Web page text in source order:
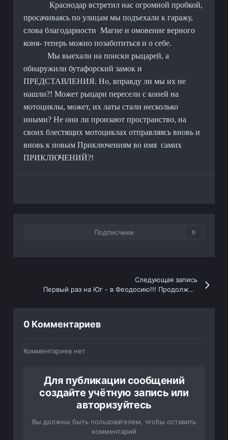
Краснодар встретил нас огромной пробкой,
просачиваясь по улицам мы подъехали к гаражу,
слова благодарности Магне и омовение верного
коня- теперь можно позаботиться и о себе.
Мы выехали на поиски рыцарей, а
обнаружили бутафорский замок и
ПРЕДСТАВЛЕНИЯ. Но, вправду ли мы их не
нашли?! Может рыцари пересели с коней на
мотоциклы, может, их латы стали несколько
иными? Не они ли пронзают пространство, на
своих блестящих мотоциклах отправляясь вновь и
вновь к новым Приключениям во имя самих
ПРИКЛЮЧЕНИЙ?!
Подписчики 0
Следующая запись
Первый раз на Юг - в Феодосию!!! Продолжение.
0 Комментариев
Комментариев нет
Для публикации сообщений
создайте учётную запись или
авторизуйтесь
Вы должны быть пользователем, чтобы оставить
комментарий